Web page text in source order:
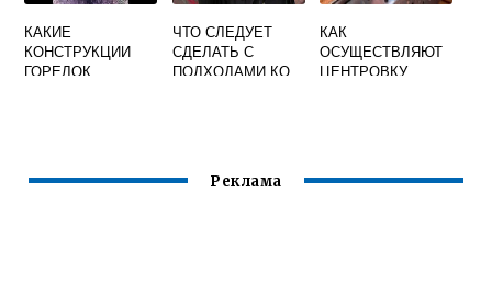
КАКИЕ
КОНСТРУКЦИИ
ГОРЕЛОК
ЗАЩИТНОМ
ЧТО СЛЕДУЕТ
СДЕЛАТЬ С
ПОДХОДАМИ КО
КАК
ОСУЩЕСТВЛЯЮТ
ЦЕНТРОВКУ
ОПЛАВЛЕНИЕМ
Реклама